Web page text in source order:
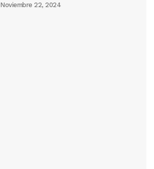
Noviembre 22, 2024